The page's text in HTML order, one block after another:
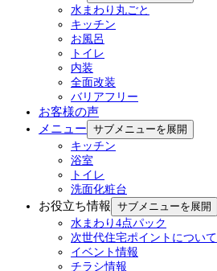
水まわり丸ごと
キッチン
お風呂
トイレ
内装
全面改装
バリアフリー
お客様の声
メニュー サブメニューを展開
キッチン
浴室
トイレ
洗面化粧台
お役立ち情報 サブメニューを展開
水まわり4点パック
次世代住宅ポイントについて
イベント情報
チラシ情報